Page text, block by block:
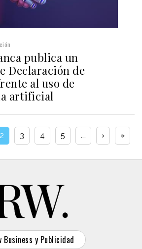
publica un
Declaración de
al uso de
artificial
2 3 4 5 ... › »
Business y Publicidad